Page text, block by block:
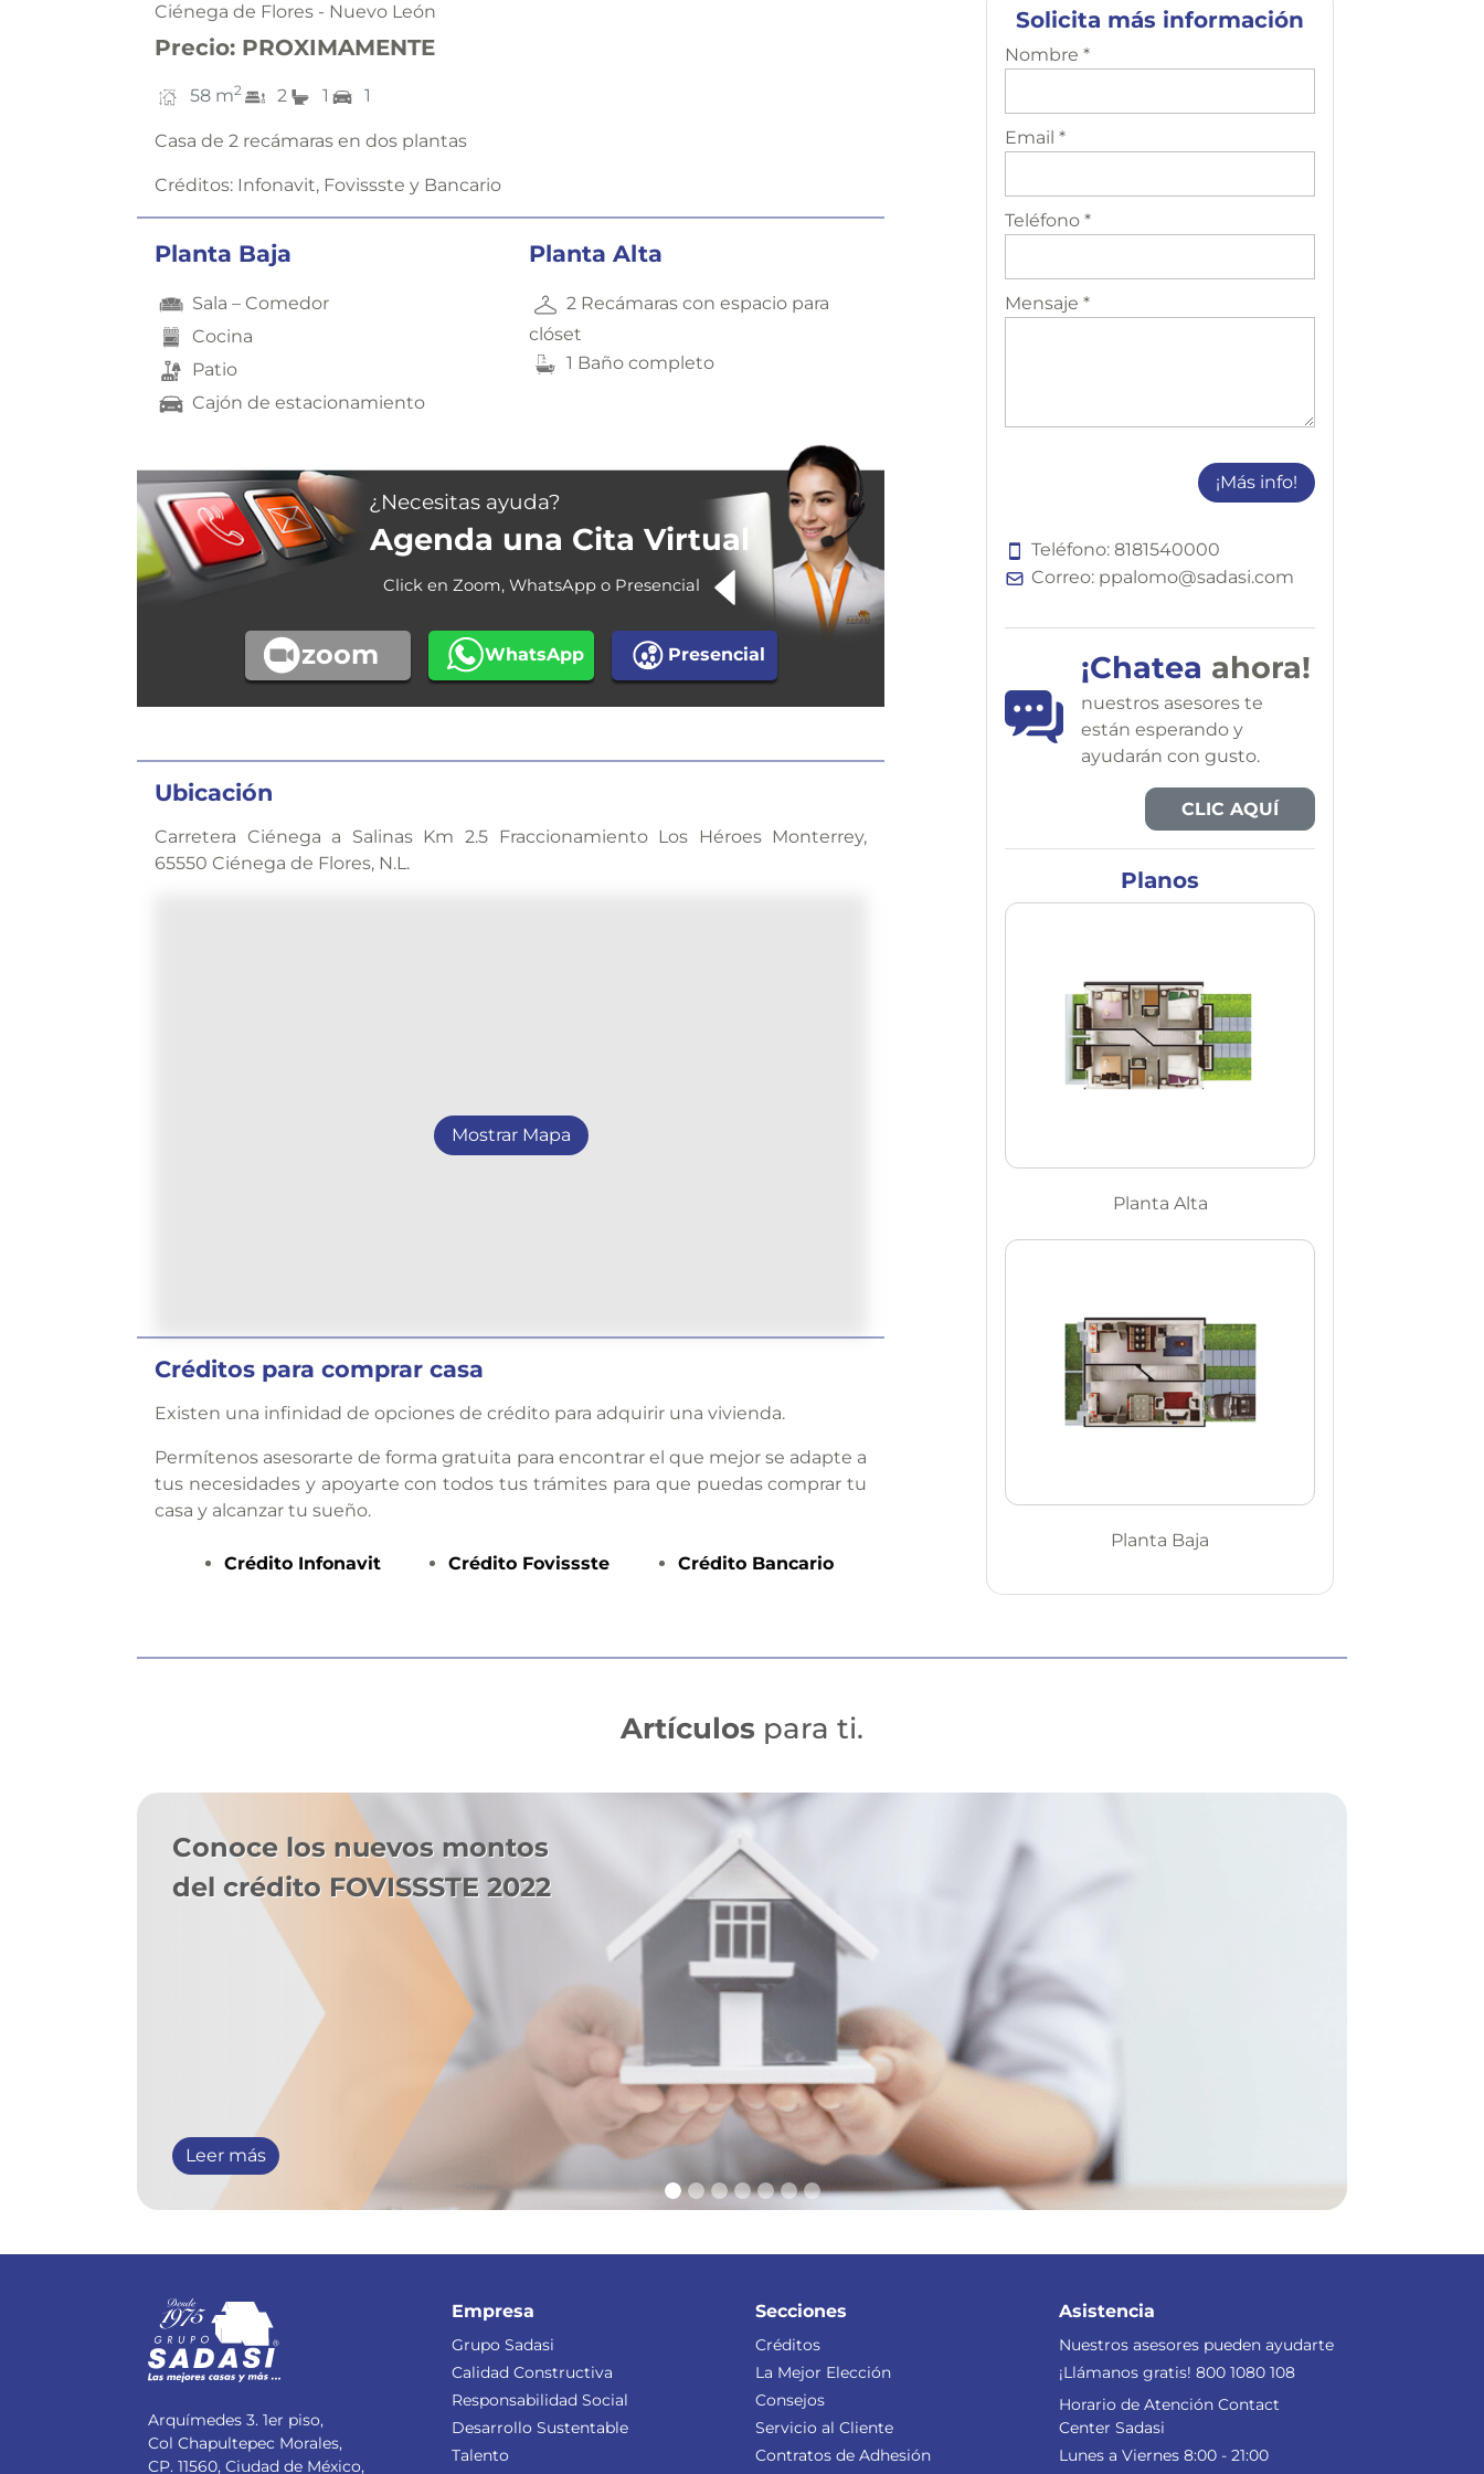
Ciénega de Flores - Nuevo León
Precio: PROXIMAMENTE
58 m2 2 1 1
Casa de 2 recámaras en dos plantas
Créditos: Infonavit, Fovissste y Bancario
Planta Baja
Sala – Comedor
Cocina
Patio
Cajón de estacionamiento
Planta Alta
2 Recámaras con espacio para
clóset
1 Baño completo
¿Necesitas ayuda?
Agenda una Cita Virtual
Click en Zoom, WhatsApp o Presencial
zoom WhatsApp Presencial
Ubicación
Carretera Ciénega a Salinas Km 2.5 Fraccionamiento Los Héroes Monterrey,
65550 Ciénega de Flores, N.L.
Mostrar Mapa
Créditos para comprar casa
Existen una infinidad de opciones de crédito para adquirir una vivienda.
Permítenos asesorarte de forma gratuita para encontrar el que mejor se adapte a
tus necesidades y apoyarte con todos tus trámites para que puedas comprar tu
casa y alcanzar tu sueño.
Crédito Infonavit Crédito Fovissste Crédito Bancario
Solicita más información
Nombre *
Email *
Teléfono *
Mensaje *
¡Más info!
Teléfono:8181540000
Correo: ppalomo@sadasi.com
¡Chatea ahora!
nuestros asesores te
están esperando y
ayudarán con gusto.
CLIC AQUÍ
Planos
Planta Alta
Planta Baja
Artículos para ti.
Conoce los nuevos montos
del crédito FOVISSSTE 2022
Leer más
Arquímedes 3. 1er piso,
Col Chapultepec Morales,
CP. 11560, Ciudad de México,
Empresa
Grupo Sadasi
Calidad Constructiva
Responsabilidad Social
Desarrollo Sustentable
Talento
Secciones
Créditos
La Mejor Elección
Consejos
Servicio al Cliente
Contratos de Adhesión
Asistencia
Nuestros asesores pueden ayudarte
¡Llámanos gratis! 800 1080 108
Horario de Atención Contact
Center Sadasi
Lunes a Viernes 8:00 - 21:00